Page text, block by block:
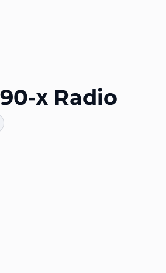
х Radio